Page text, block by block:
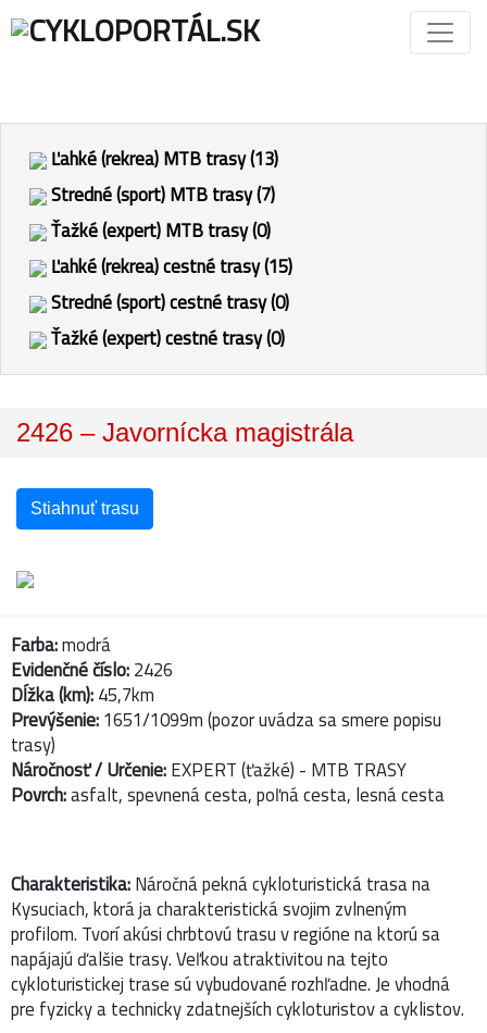
Ľahké (rekrea) MTB trasy (13)
Stredné (sport) MTB trasy (7)
Ťažké (expert) MTB trasy (0)
Ľahké (rekrea) cestné trasy (15)
Stredné (sport) cestné trasy (0)
Ťažké (expert) cestné trasy (0)
2426 – Javornícka magistrála
Stiahnuť trasu
Farba:modrá
Evidenčné číslo:2426
Dĺžka (km):45,7km
Prevýšenie:1651/1099m (pozor uvádza sa smere popisu
trasy)
Náročnosť / Určenie:EXPERT (ťažké) - MTB TRASY
Povrch:asfalt, spevnená cesta, poľná cesta, lesná cesta
Charakteristika:Náročná pekná cykloturistická trasa na
Kysuciach, ktorá ja charakteristická svojim zvlneným
profilom. Tvorí akúsi chrbtovú trasu v regióne na ktorú sa
napájajú ďalšie trasy. Veľkou atraktivitou na tejto
cykloturistickej trase sú vybudované rozhľadne. Je vhodná
pre fyzicky a technicky zdatnejších cykloturistov a cyklistov.